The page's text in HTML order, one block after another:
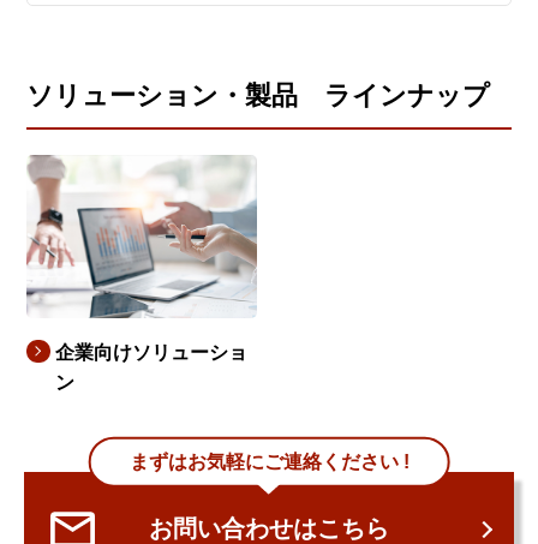
ソリューション・製品 ラインナップ
企業向けソリューショ
ン
まずはお気軽にご連絡ください !
お問い合わせはこちら